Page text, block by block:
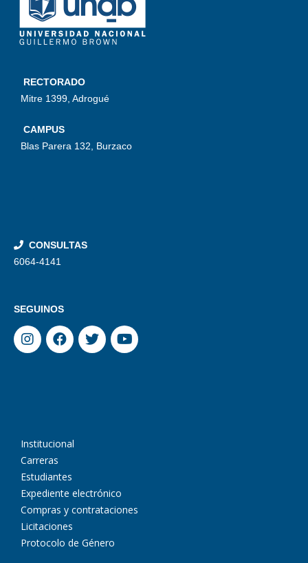
RECTORADO
Mitre 1399, Adrogué
CAMPUS
Blas Parera 132, Burzaco
CONSULTAS
6064-4141
SEGUINOS
Institucional
Carreras
Estudiantes
Expediente electrónico
Compras y contrataciones
Licitaciones
Protocolo de Género